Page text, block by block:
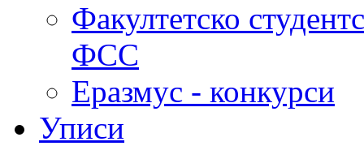
Факултетско
ФСС
Еразмус - конкурси
Уписи